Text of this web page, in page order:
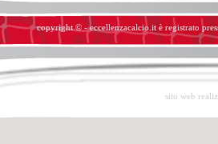
copyright © - eccellenzacalcio.it è registrato
sito web